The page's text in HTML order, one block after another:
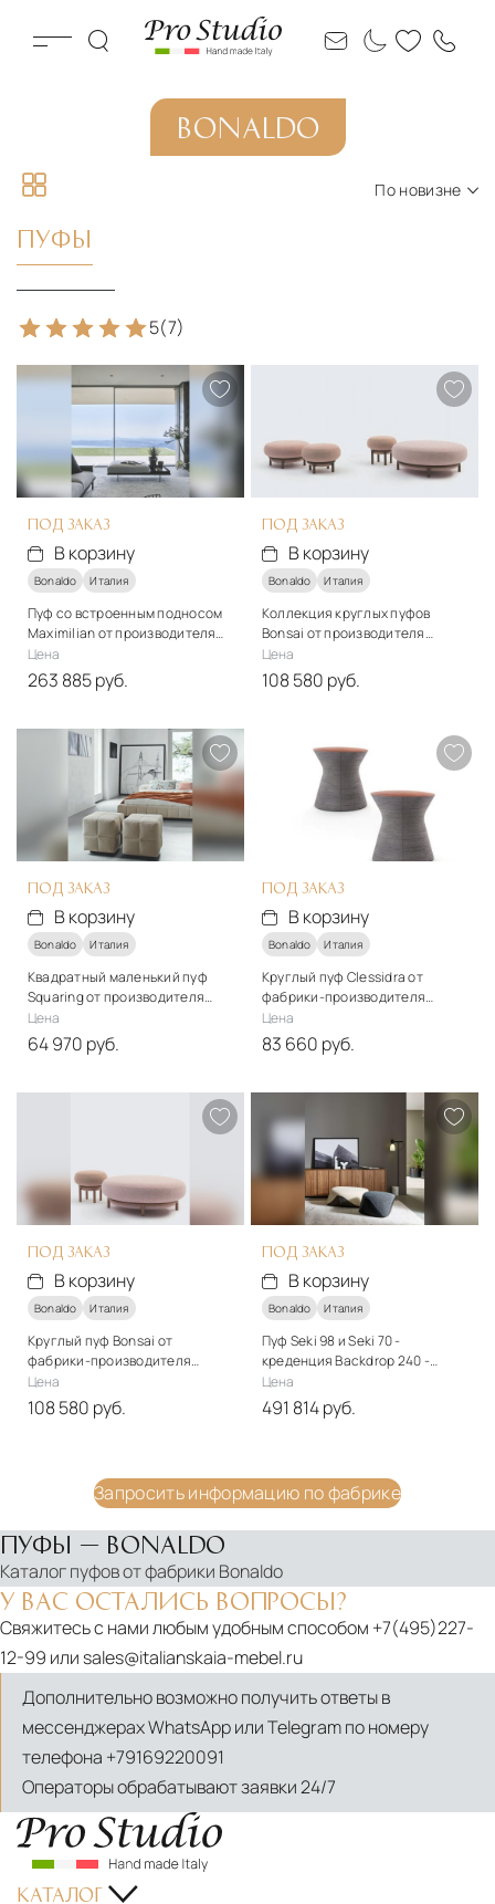
BONALDO
По новизне
ПУФЫ
5(7)
ПОД ЗАКАЗ
В корзину
Bonaldo Италия
Пуф со встроенным подносом
Maximilian от производителя
Bonaldo
Цена
263 885 руб.
Дерево, ткань
Подробнее
В корзину
ПОД ЗАКАЗ
В корзину
Bonaldo Италия
Коллекция круглых пуфов
Bonsai от производителя
Bonaldo
Цена
108 580 руб.
В корзину
ПОД ЗАКАЗ
В корзину
Bonaldo Италия
Квадратный маленький пуф
Squaring от производителя
Bonaldo
Цена
64 970 руб.
Ткань
В корзину
ПОД ЗАКАЗ
В корзину
Bonaldo Италия
Круглый пуф Clessidra от
фабрики-производителя
Bonaldo
Цена
83 660 руб.
Ткань
Подробнее
В корзину
ПОД ЗАКАЗ
В корзину
Bonaldo Италия
Круглый пуф Bonsai от
фабрики-производителя
Bonaldo
Цена
108 580 руб.
В корзину
ПОД ЗАКАЗ
В корзину
Bonaldo Италия
Пуф Seki 98 и Seki 70 -
креденция Backdrop 240 -
напольный светильник
Acquerelli от Bonaldo
Цена
491 814 руб.
Подробнее
В корзину
Запросить информацию по фабрике
ПУФЫ — BONALDO
Каталог пуфов от фабрики Bonaldo
У ВАС ОСТАЛИСЬ ВОПРОСЫ?
Свяжитесь с нами любым удобным способом +7(495)227-
12-99 или sales@italianskaia-mebel.ru
Дополнительно возможно получить ответы в
мессенджерах WhatsApp или Telegram по номеру
телефона +79169220091
Операторы обрабатывают заявки 24/7
КАТАЛОГ